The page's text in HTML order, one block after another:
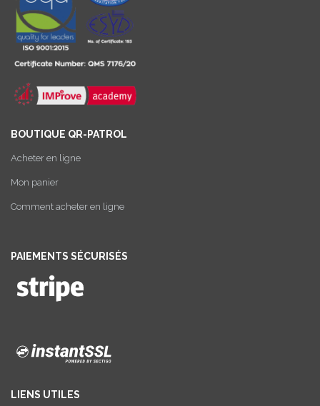
BOUTIQUE QR-PATROL
Acheter en ligne
Mon panier
Comment acheter en ligne
PAIEMENTS SÉCURISÉS
LIENS UTILES